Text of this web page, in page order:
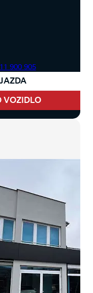
900 905
VOZIDLO